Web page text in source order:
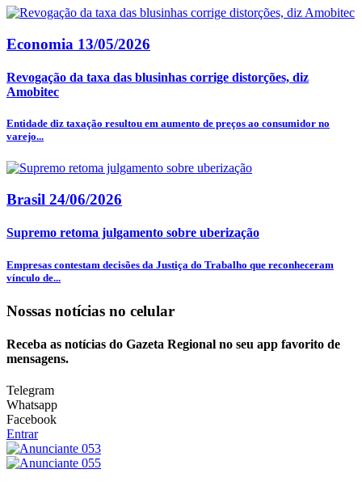
Economia 13/05/2026
Revogação da taxa das blusinhas corrige distorções, diz
Amobitec
Entidade diz taxação resultou em aumento de preços ao consumidor no
varejo...
Brasil 24/06/2026
Supremo retoma julgamento sobre uberização
Empresas contestam decisões da Justiça do Trabalho que reconheceram
vínculo de...
Nossas notícias no celular
Receba as notícias do Gazeta Regional no seu app favorito de
mensagens.
Telegram
Whatsapp
Facebook
Entrar